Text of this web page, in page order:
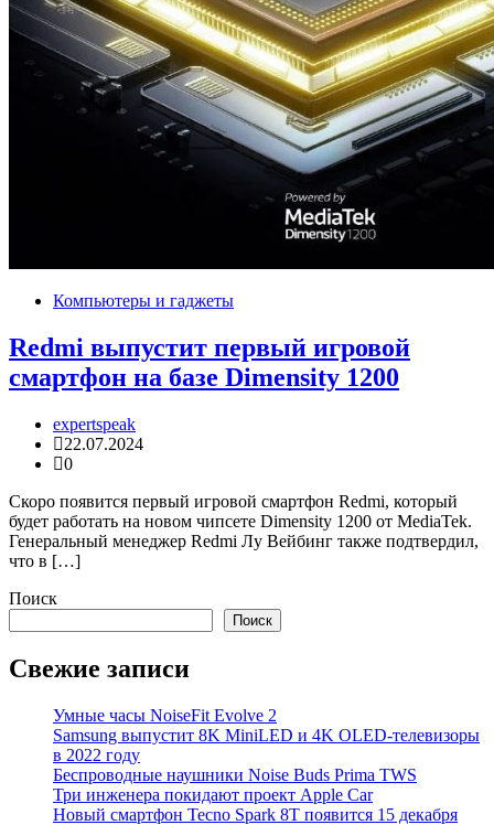
Компьютеры и гаджеты
Redmi выпустит первый игровой
смартфон на базе Dimensity 1200
expertspeak
22.07.2024
0
Скоро появится первый игровой смартфон Redmi, который
будет работать на новом чипсете Dimensity 1200 от MediaTek.
Генеральный менеджер Redmi Лу Вейбинг также подтвердил,
что в […]
Поиск
Поиск
Свежие записи
Умные часы NoiseFit Evolve 2
Samsung выпустит 8K MiniLED и 4K OLED-телевизоры
в 2022 году
Беспроводные наушники Noise Buds Prima TWS
Три инженера покидают проект Apple Car
Новый смартфон Tecno Spark 8T появится 15 декабря